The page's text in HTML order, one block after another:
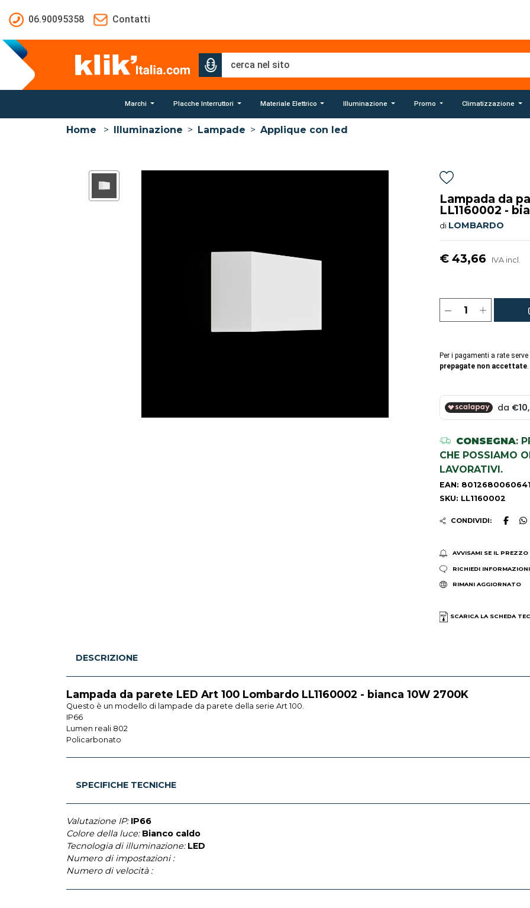
06.90095358
Contatti
Marchi Placche Interruttori Materiale Elettrico Illuminazione Promo Climatizzazione
Home > Illuminazione > Lampade > Applique con led
Lampada da
LL1160002 -
di LOMBARDO
€ 43,66 IVA incl.
Per i pagamenti a rate serve
prepagate non accettate.
CONSEGNA:
CHE POSSIAMO
LAVORATIVI.
EAN: 8012680060641
SKU: LL1160002
CONDIVIDI:
AVVISAMI SE IL PREZZO
RICHIEDI INFORMAZIONI
RIMANI AGGIORNATO
SCARICA LA SCHEDA
DESCRIZIONE
Lampada da parete LED Art 100 Lombardo LL1160002 - bianca 10W 2700K
Questo è un modello di lampade da parete della serie Art 100.
IP66
Lumen reali 802
Policarbonato
SPECIFICHE TECNICHE
Valutazione IP: IP66
Colore della luce: Bianco caldo
Tecnologia di illuminazione: LED
Numero di impostazioni :
Numero di velocità :